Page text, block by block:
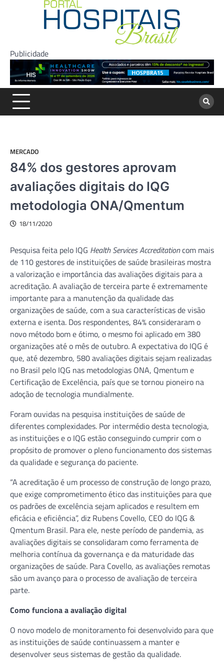
Publicidade
MERCADO
84% dos gestores aprovam
avaliações digitais do IQG
metodologia ONA/Qmentum
18/11/2020
Pesquisa feita pelo IQG Health Services Accreditationcom mais
de 110 gestores de instituições de saúde brasileiras mostra
a valorização e importância das avaliações digitais para a
acreditação. A avaliação de terceira parte é extremamente
importante para a manutenção da qualidade das
organizações de saúde, com a sua características de visão
externa e isenta. Dos respondentes, 84% consideraram o
novo método bom e ótimo, o mesmo foi aplicado em 380
organizações até o mês de outubro. A expectativa do IQG é
que, até dezembro, 580 avaliações digitais sejam realizadas
no Brasil pelo IQG nas metodologias ONA, Qmentum e
Certificação de Excelência, país que se tornou pioneiro na
adoção de tecnologia mundialmente.
Foram ouvidas na pesquisa instituições de saúde de
diferentes complexidades. Por intermédio desta tecnologia,
as instituições e o IQG estão conseguindo cumprir com o
propósito de promover o pleno funcionamento dos sistemas
da qualidade e segurança do paciente.
“A acreditação é um processo de construção de longo prazo,
que exige comprometimento ético das instituições para que
os padrões de excelência sejam aplicados e resultem em
eficácia e eficiência”, diz Rubens Covello, CEO do IQG &
Qmentum Brasil. Para ele, neste período de pandemia, as
avaliações digitais se consolidaram como ferramenta de
melhoria contínua da governança e da maturidade das
organizações de saúde. Para Covello, as avaliações remotas
são um avanço para o processo de avaliação de terceira
parte.
Como funciona a avaliação digital
O novo modelo de monitoramento foi desenvolvido para que
as instituições de saúde continuassem a manter e
desenvolver seus sistemas de gestão da qualidade.